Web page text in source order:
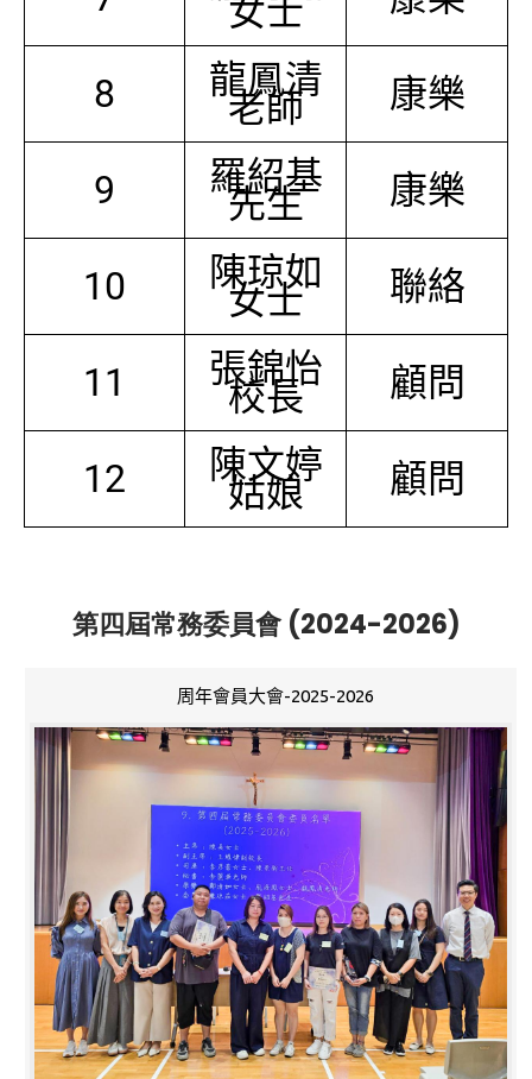
女士
8 龍鳳清
老師 康樂
9 羅紹基
先生 康樂
10 陳琼如
女士 聯絡
11 張錦怡
校長 顧問
12 陳文婷
姑娘 顧問
第四屆常務委員會 (2024-2026)
周年會員大會-2025-2026